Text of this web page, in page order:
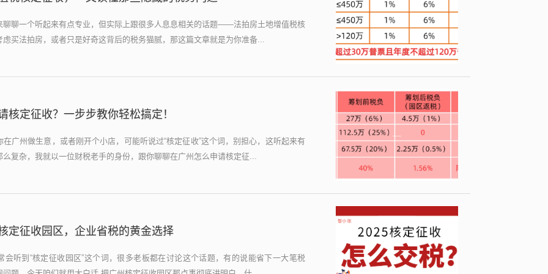
聊聊一个听起来有点专业，但实际上跟很多人息息相关的话题——法拍房土地增值税核
虑买法拍房，或者只是好奇这背后的税务猫腻，那这篇文章就是为你准备...
核定征收？一步步教你轻松搞定！
广州做生意，或者刚开个小店，可能听说过“核定征收”这个词，别担心，这听起来有
么复杂，我就以一位财税老手的身份，跟你聊聊在广州怎么申请核定征...
定征收园区，企业省税的黄金选择
会听到“核定征收园区”这个词，很多老板都在讨论这个话题，有的说能省下一大笔税